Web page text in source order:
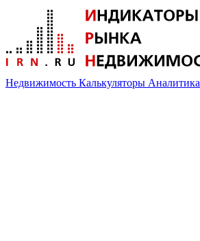
Недвижимость Калькуляторы Аналитика